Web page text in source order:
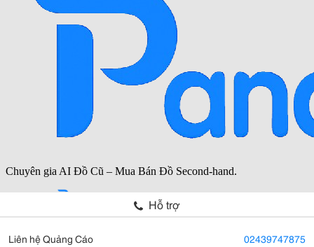
Hỗ trợ
Liên hệ Quảng Cáo 02439747875